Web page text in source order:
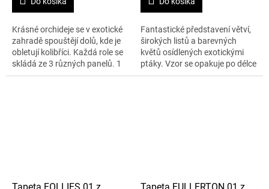
Krásné orchideje se v exotické
zahradě spouštějí dolů, kde je
obletují kolibříci. Každá role se
skládá ze 3 různých panelů. 1
role je 9 m x 70 cm.
Fantastické představení větví,
širokých listů a barevných
květů osídlených exotickými
ptáky. Vzor se opakuje po délce
150 cm. 1 role – 9 m x 70 cm.